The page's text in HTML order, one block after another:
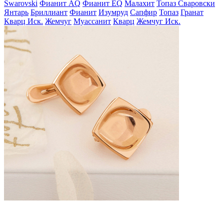
Swarovski Фианит AQ Фианит EQ Малахит Топаз Сваровски
Янтарь Бриллиант Фианит Изумруд Сапфир Топаз Гранат
Кварц Иск. Жемчуг Муассанит Кварц Жемчуг Иск.